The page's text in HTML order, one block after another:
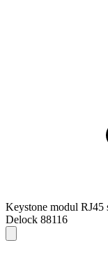
Keystone modul RJ45
Delock 88116